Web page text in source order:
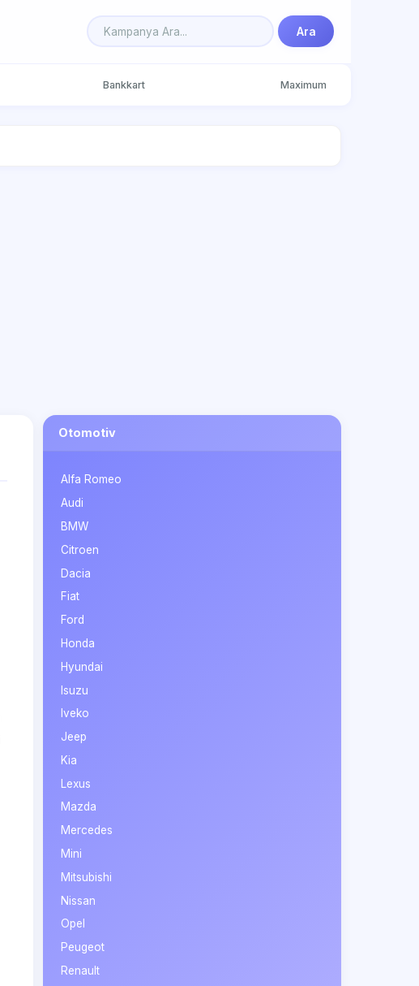
Ara
Bankkart Maximum
Otomotiv
Alfa Romeo
Audi
BMW
Citroen
Dacia
Fiat
Ford
Honda
Hyundai
Isuzu
Iveko
Jeep
Kia
Lexus
Mazda
Mercedes
Mini
Mitsubishi
Nissan
Opel
Peugeot
Renault